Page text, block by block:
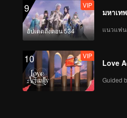
9
อัปเดตถึงตอน 534
VIP
มหาเท
แนวแฟ
10 VIP
Love